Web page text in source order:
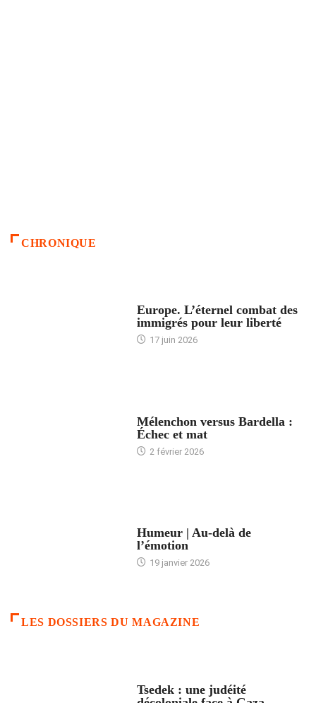
CHRONIQUE
Europe. L’éternel combat des
immigrés pour leur liberté
17 juin 2026
Mélenchon versus Bardella :
Échec et mat
2 février 2026
Humeur | Au-delà de
l’émotion
19 janvier 2026
LES DOSSIERS DU MAGAZINE
Tsedek : une judéité